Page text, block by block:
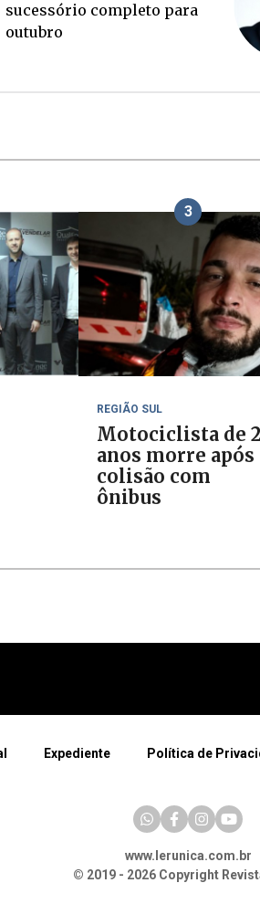
palanque eleitoral
3
REGIÃO SUL
Motociclista de
anos morre após
colisão com
ônibus
Expediente Política de
www.lerunica.com.br
© 2019 - 2026 Copyright